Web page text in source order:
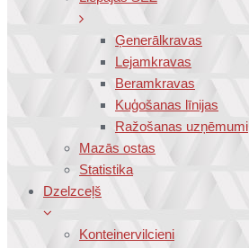
Ģenerālkravas
Lejamkravas
Beramkravas
Kuģošanas līnijas
Ražošanas uzņēmumi
Mazās ostas
Statistika
Dzelzceļš
Konteinervilcieni